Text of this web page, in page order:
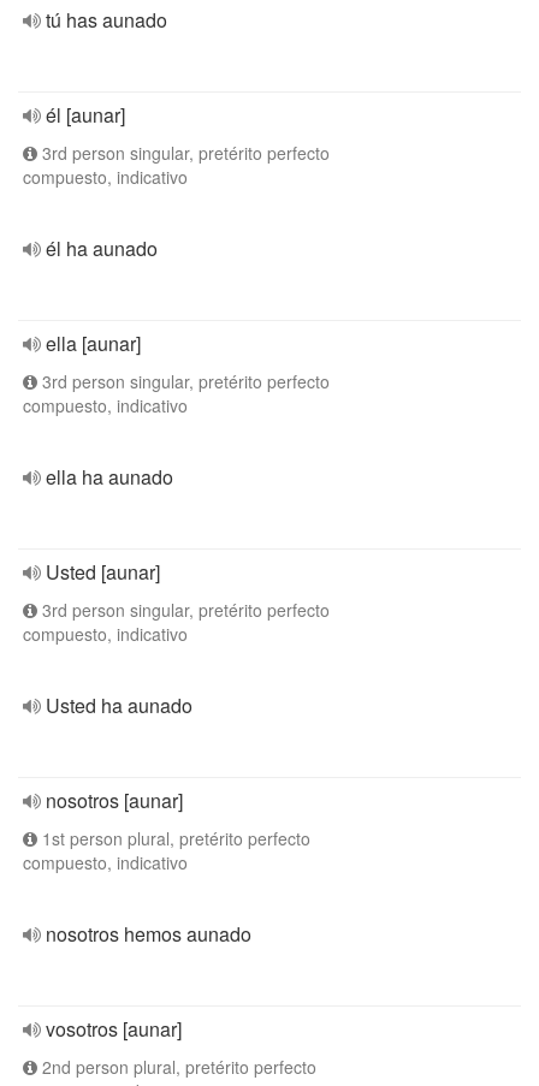
tú has aunado
él [aunar]
3rd person singular, pretérito perfecto
compuesto, indicativo
él ha aunado
ella [aunar]
3rd person singular, pretérito perfecto
compuesto, indicativo
ella ha aunado
Usted [aunar]
3rd person singular, pretérito perfecto
compuesto, indicativo
Usted ha aunado
nosotros [aunar]
1st person plural, pretérito perfecto
compuesto, indicativo
nosotros hemos aunado
vosotros [aunar]
2nd person plural, pretérito perfecto